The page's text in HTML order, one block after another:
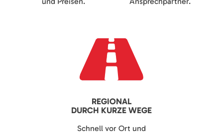
REGIONAL
DURCH KURZE WEGE
Schnell vor Ort und